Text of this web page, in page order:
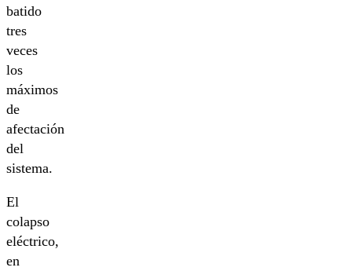
batido
tres
veces
los
máximos
de
afectación
del
sistema.
El
colapso
eléctrico,
en